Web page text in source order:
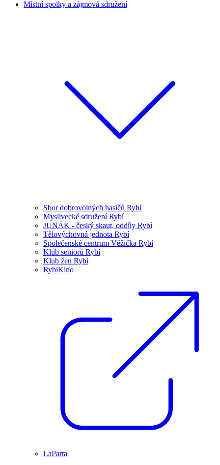
Místní spolky a zájmová sdružení
Sbor dobrovolných hasičů Rybí
Myslivecké sdružení Rybí
JUNÁK - český skaut, oddíly Rybí
Tělovýchovná jednota Rybí
Společenské centrum Věžička Rybí
Klub seniorů Rybí
Klub žen Rybí
RybiKino
LaParta